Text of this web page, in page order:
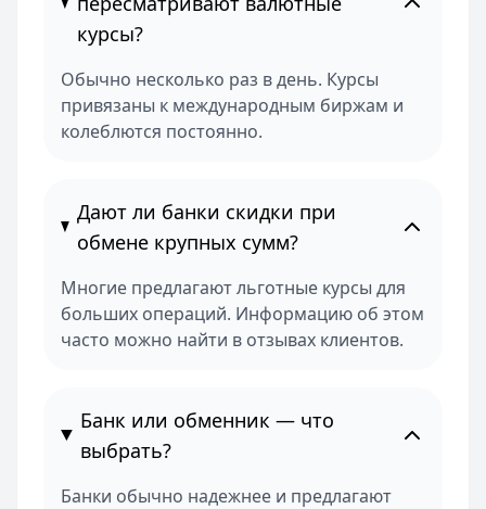
курсы?
Обычно несколько раз в день. Курсы
привязаны к международным биржам и
колеблются постоянно.
Дают ли банки скидки при
обмене крупных сумм?
Многие предлагают льготные курсы для
больших операций. Информацию об этом
часто можно найти в отзывах клиентов.
Банк или обменник — что
выбрать?
Банки обычно надежнее и предлагают